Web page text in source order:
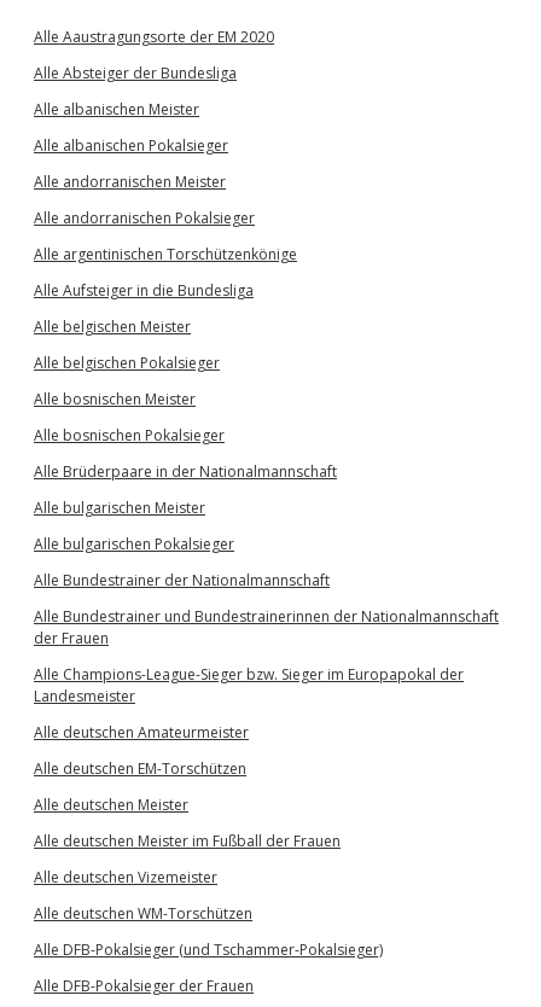
Alle Aaustragungsorte der EM 2020
Alle Absteiger der Bundesliga
Alle albanischen Meister
Alle albanischen Pokalsieger
Alle andorranischen Meister
Alle andorranischen Pokalsieger
Alle argentinischen Torschützenkönige
Alle Aufsteiger in die Bundesliga
Alle belgischen Meister
Alle belgischen Pokalsieger
Alle bosnischen Meister
Alle bosnischen Pokalsieger
Alle Brüderpaare in der Nationalmannschaft
Alle bulgarischen Meister
Alle bulgarischen Pokalsieger
Alle Bundestrainer der Nationalmannschaft
Alle Bundestrainer und Bundestrainerinnen der Nationalmannschaft
der Frauen
Alle Champions-League-Sieger bzw. Sieger im Europapokal der
Landesmeister
Alle deutschen Amateurmeister
Alle deutschen EM-Torschützen
Alle deutschen Meister
Alle deutschen Meister im Fußball der Frauen
Alle deutschen Vizemeister
Alle deutschen WM-Torschützen
Alle DFB-Pokalsieger (und Tschammer-Pokalsieger)
Alle DFB-Pokalsieger der Frauen